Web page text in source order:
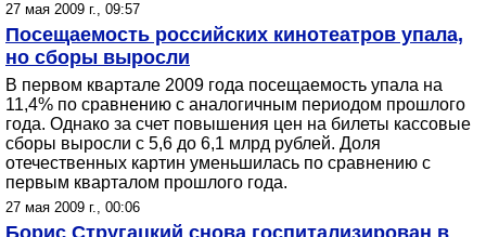
27 мая 2009 г., 09:57
Посещаемость российских кинотеатров упала,
но сборы выросли
В первом квартале 2009 года посещаемость упала на
11,4% по сравнению с аналогичным периодом прошлого
года. Однако за счет повышения цен на билеты кассовые
сборы выросли с 5,6 до 6,1 млрд рублей. Доля
отечественных картин уменьшилась по сравнению с
первым кварталом прошлого года.
27 мая 2009 г., 00:06
Борис Стругацкий снова госпитализирован в